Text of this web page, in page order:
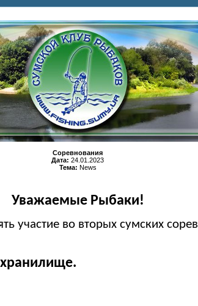
Соревнования
Дата: 24.01.2023
Тема: News
Уважаемые Рыбаки!
участие во вторых сумских